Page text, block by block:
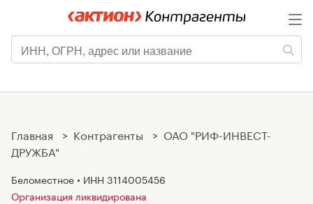
Главная > Контрагенты > ОАО "РИФ-ИНВЕСТ-
ДРУЖБА"
Беломестное • ИНН 3114005456
Организация ликвидирована